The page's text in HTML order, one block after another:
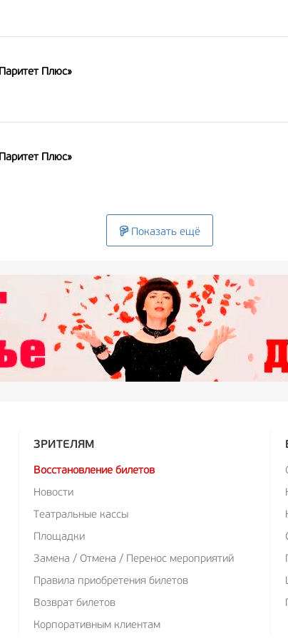
Плюс»
Плюс»
Показать ещё
ЗРИТЕЛЯМ
Восстановление билетов
Новости
Театральные кассы
Площадки
Замена / Отмена / Перенос мероприятий
Правила приобретения билетов
Возврат билетов
Корпоративным клиентам